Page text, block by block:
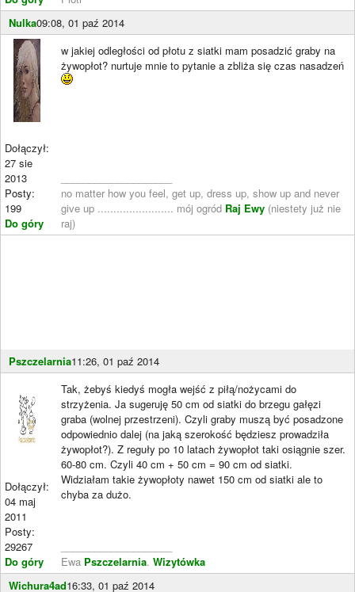
Nulka09:08, 01 paź 2014
Dołączył:
27 sie
2013
Posty:
199
Do góry
w jakiej odległości od płotu z siatki mam posadzić graby na
żywopłot? nurtuje mnie to pytanie a zbliża się czas nasadzeń
no matter how you feel, get up, dress up, show up and never
give up ........................ mój ogród Raj Ewy (niestety już nie
raj)
Pszczelarnia11:26, 01 paź 2014
Dołączył:
04 maj
2011
Posty:
29267
Do góry
Tak, żebyś kiedyś mogła wejść z piłą/nożycami do
strzyżenia. Ja sugeruję 50 cm od siatki do brzegu gałęzi
graba (wolnej przestrzeni). Czyli graby muszą być posadzone
odpowiednio dalej (na jaką szerokość będziesz prowadziła
żywopłot?). Z reguły po 10 latach żywopłot taki osiągnie szer.
60-80 cm. Czyli 40 cm + 50 cm = 90 cm od siatki.
Widziałam takie żywopłoty nawet 150 cm od siatki ale to
chyba za dużo.
Ewa Pszczelarnia. Wizytówka
Wichura4ad16:33, 01 paź 2014